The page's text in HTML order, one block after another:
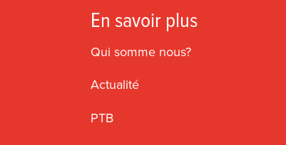
En savoir plus
Qui somme nous?
Actualité
PTB